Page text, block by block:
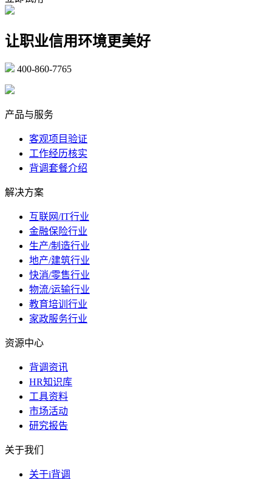
让职业信用环境更美好
400-860-7765
产品与服务
客观项目验证
工作经历核实
背调套餐介绍
解决方案
互联网/IT行业
金融保险行业
生产/制造行业
地产/建筑行业
快消/零售行业
物流/运输行业
教育培训行业
家政服务行业
资源中心
背调资讯
HR知识库
工具资料
市场活动
研究报告
关于我们
关于i背调